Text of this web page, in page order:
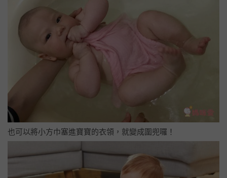
也可以將小方巾塞進寶寶的衣領，就變成圍兜囉！